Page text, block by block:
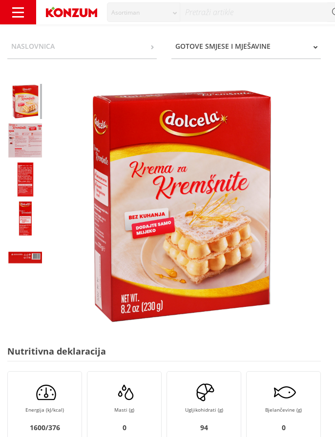
Asortiman
NASLOVNICA GOTOVE SMJESE I MJEŠAVINE
Nutritivna deklaracija
Energija (kJ/kcal)
1600/376
Masti (g)
0
Ugljikohidrati (g)
94
Bjelančevine (g)
0